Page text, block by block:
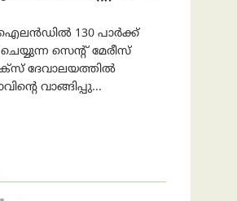
ഐലൻഡിൽ 130 പാർക്ക്
സെന്റ് മേരീസ്
ദേവാലയത്തിൽ
വാങ്ങിപ്പു...